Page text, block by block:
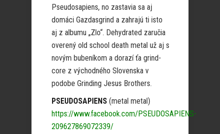
Pseudosapiens, no zastavia sa aj
domáci Gazdasgrind a zahrajú ti isto
aj z albumu „Zlo“. Dehydrated zaručia
overený old school death metal už aj s
novým bubeníkom a dorazí ťa grind-
core z východného Slovenska v
podobe Grinding Jesus Brothers.
PSEUDOSAPIENS (metal metal)
https://www.facebook.com/PSEUDOSAPIENS-
209627869072339/